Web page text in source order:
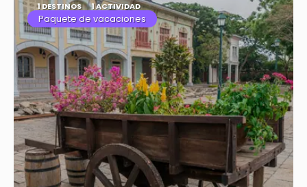
1 DESTINOS 1 ACTIVIDAD
Paquete de vacaciones